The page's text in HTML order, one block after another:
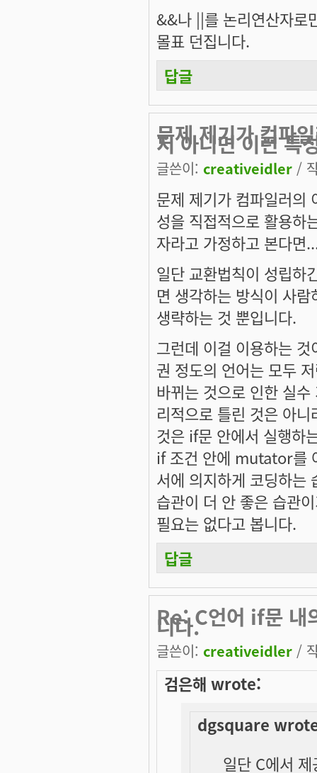
&&나 ||를 논리연산자로
몰표 던집니다.
답글
문제 제기가 컴파
지 아니면 이런 특
글쓴이: creativeidler /
문제 제기가 컴파일러의
성을 직접적으로 활용하
자라고 가정하고 본다면
일단 교환법칙이 성립하
면 생각하는 방식이 사
생략하는 것 뿐입니다.
그런데 이걸 이용하는
권 정도의 언어는 모두
바뀌는 것으로 인한 실
리적으로 틀린 것은 아
것은 if문 안에서 실행하
if 조건 안에 mutator를
서에 의지하게 코딩하는
습관이 더 안 좋은 습관
필요는 없다고 봅니다.
답글
Re: C언어 if문 내
니다.
글쓴이: creativeidler /
검은해 wrote:
dgsquare
일단 C에서